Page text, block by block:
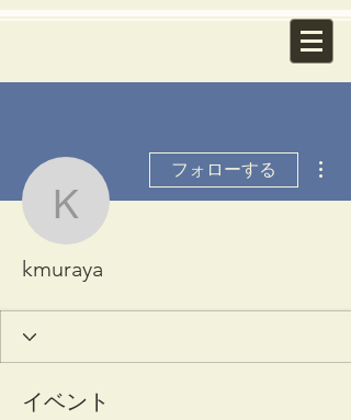
kmuraya
フォローする
kmuraya
イベント